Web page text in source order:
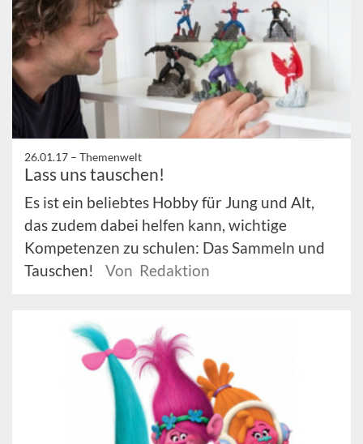
26.01.17 – Themenwelt
Lass uns tauschen!
Es ist ein beliebtes Hobby für Jung und Alt,
das zudem dabei helfen kann, wichtige
Kompetenzen zu schulen: Das Sammeln und
Tauschen!
Von Redaktion